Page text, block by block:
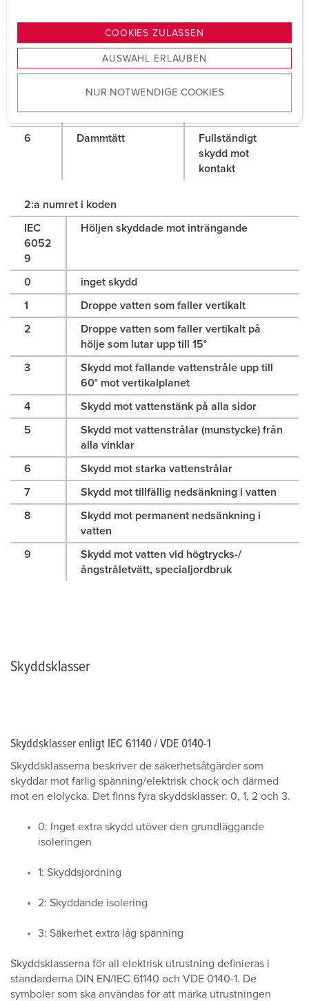
s
u
w
a
COOKIES ZULASSEN
AUSWAHL ERLAUBEN
NUR NOTWENDIGE COOKIES
större än 2,5 mm
4
Fasta partiklar
större än 1 mm
Ledning
mängder
skydd mot
kontakt
6 Dammtätt
Fullständigt
skydd mot
kontakt
2:a numret i koden
IEC
6052
9
Höljen skyddade mot inträngande
0 inget skydd
1 Droppe vatten som faller vertikalt
2
Droppe vatten som faller vertikalt på
hölje som lutar upp till 15°
3
Skydd mot fallande vattenstråle upp till
60° mot vertikalplanet
4 Skydd mot vattenstänk på alla sidor
5
Skydd mot vattenstrålar (munstycke) från
alla vinklar
6 Skydd mot starka vattenstrålar
7 Skydd mot tillfällig nedsänkning i vatten
8
Skydd mot permanent nedsänkning i
vatten
9
Skydd mot vatten vid högtrycks-/
ångstråletvätt, specialjordbruk
Skyddsklasser
Skyddsklasser enligt IEC 61140 / VDE 0140-1
Skyddsklasserna beskriver de säkerhetsåtgärder som
skyddar mot farlig spänning/elektrisk chock och därmed
mot en elolycka. Det finns fyra skyddsklasser: 0, 1, 2 och 3.
0: Inget extra skydd utöver den grundläggande
isoleringen
1: Skyddsjordning
2: Skyddande isolering
3: Säkerhet extra låg spänning
Skyddsklasserna för all elektrisk utrustning definieras i
standarderna DIN EN/IEC 61140 och VDE 0140-1. De
symboler som ska användas för att märka utrustningen